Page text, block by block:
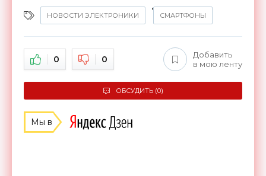
НОВОСТИ ЭЛЕКТРОНИКИ
,
СМАРТФОНЫ
0 0
Добавить
в мою ленту
ОБСУДИТЬ (0)
Мы в